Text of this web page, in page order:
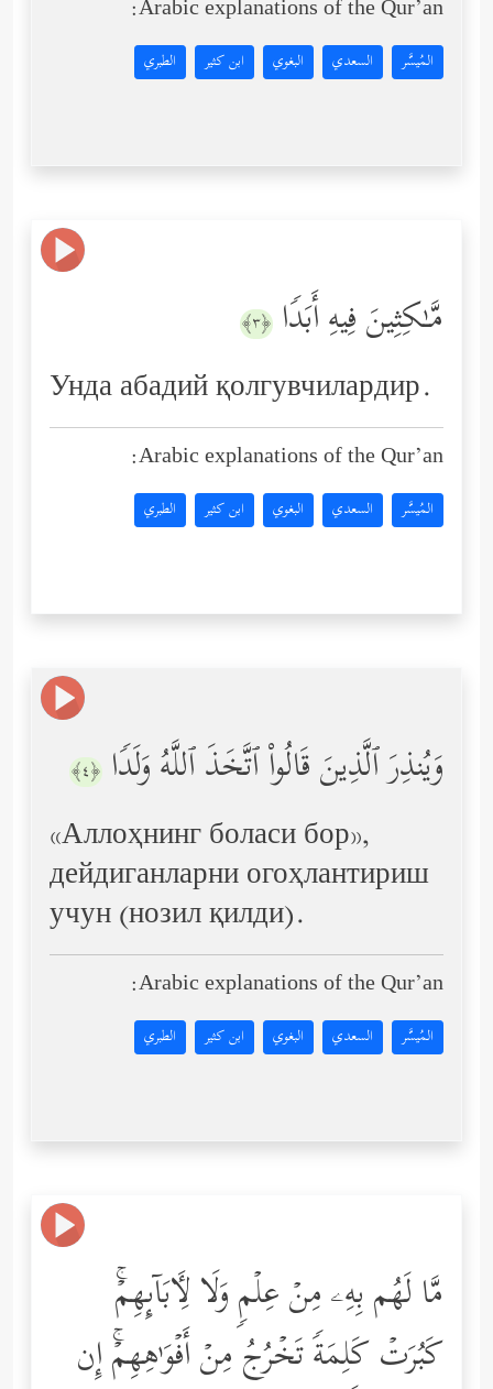
Arabic explanations of the Qur’an:
المُيسَّر السعدي البغوي ابن كثير الطبري
مَّـٰكِثِینَ فِیهِ أَبَدࣰا ﴿٣﴾
Унда абадий қолгувчилардир.
Arabic explanations of the Qur’an:
المُيسَّر السعدي البغوي ابن كثير الطبري
وَیُنذِرَ ٱلَّذِینَ قَالُواْ ٱتَّخَذَ ٱللَّهُ وَلَدࣰا ﴿٤﴾
«Аллоҳнинг боласи бор»,
дейдиганларни огоҳлантириш
учун (нозил қилди).
Arabic explanations of the Qur’an:
المُيسَّر السعدي البغوي ابن كثير الطبري
مَّا لَهُم بِهِۦ مِنۡ عِلۡمࣲ وَلَا لِـَٔابَاۤىِٕهِمۡۚ
كَبُرَتۡ كَلِمَةࣰ تَخۡرُجُ مِنۡ أَفۡوَ ٰ⁠هِهِمۡۚ إِن